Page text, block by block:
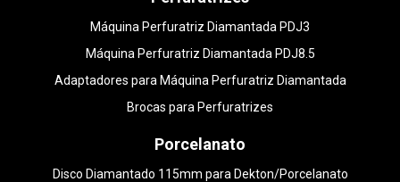
Máquina Perfuratriz Diamantada PDJ3
Máquina Perfuratriz Diamantada PDJ8.5
Adaptadores para Máquina Perfuratriz Diamantada
Brocas para Perfuratrizes
Porcelanato
Disco Diamantado 115mm para Dekton/Porcelanato